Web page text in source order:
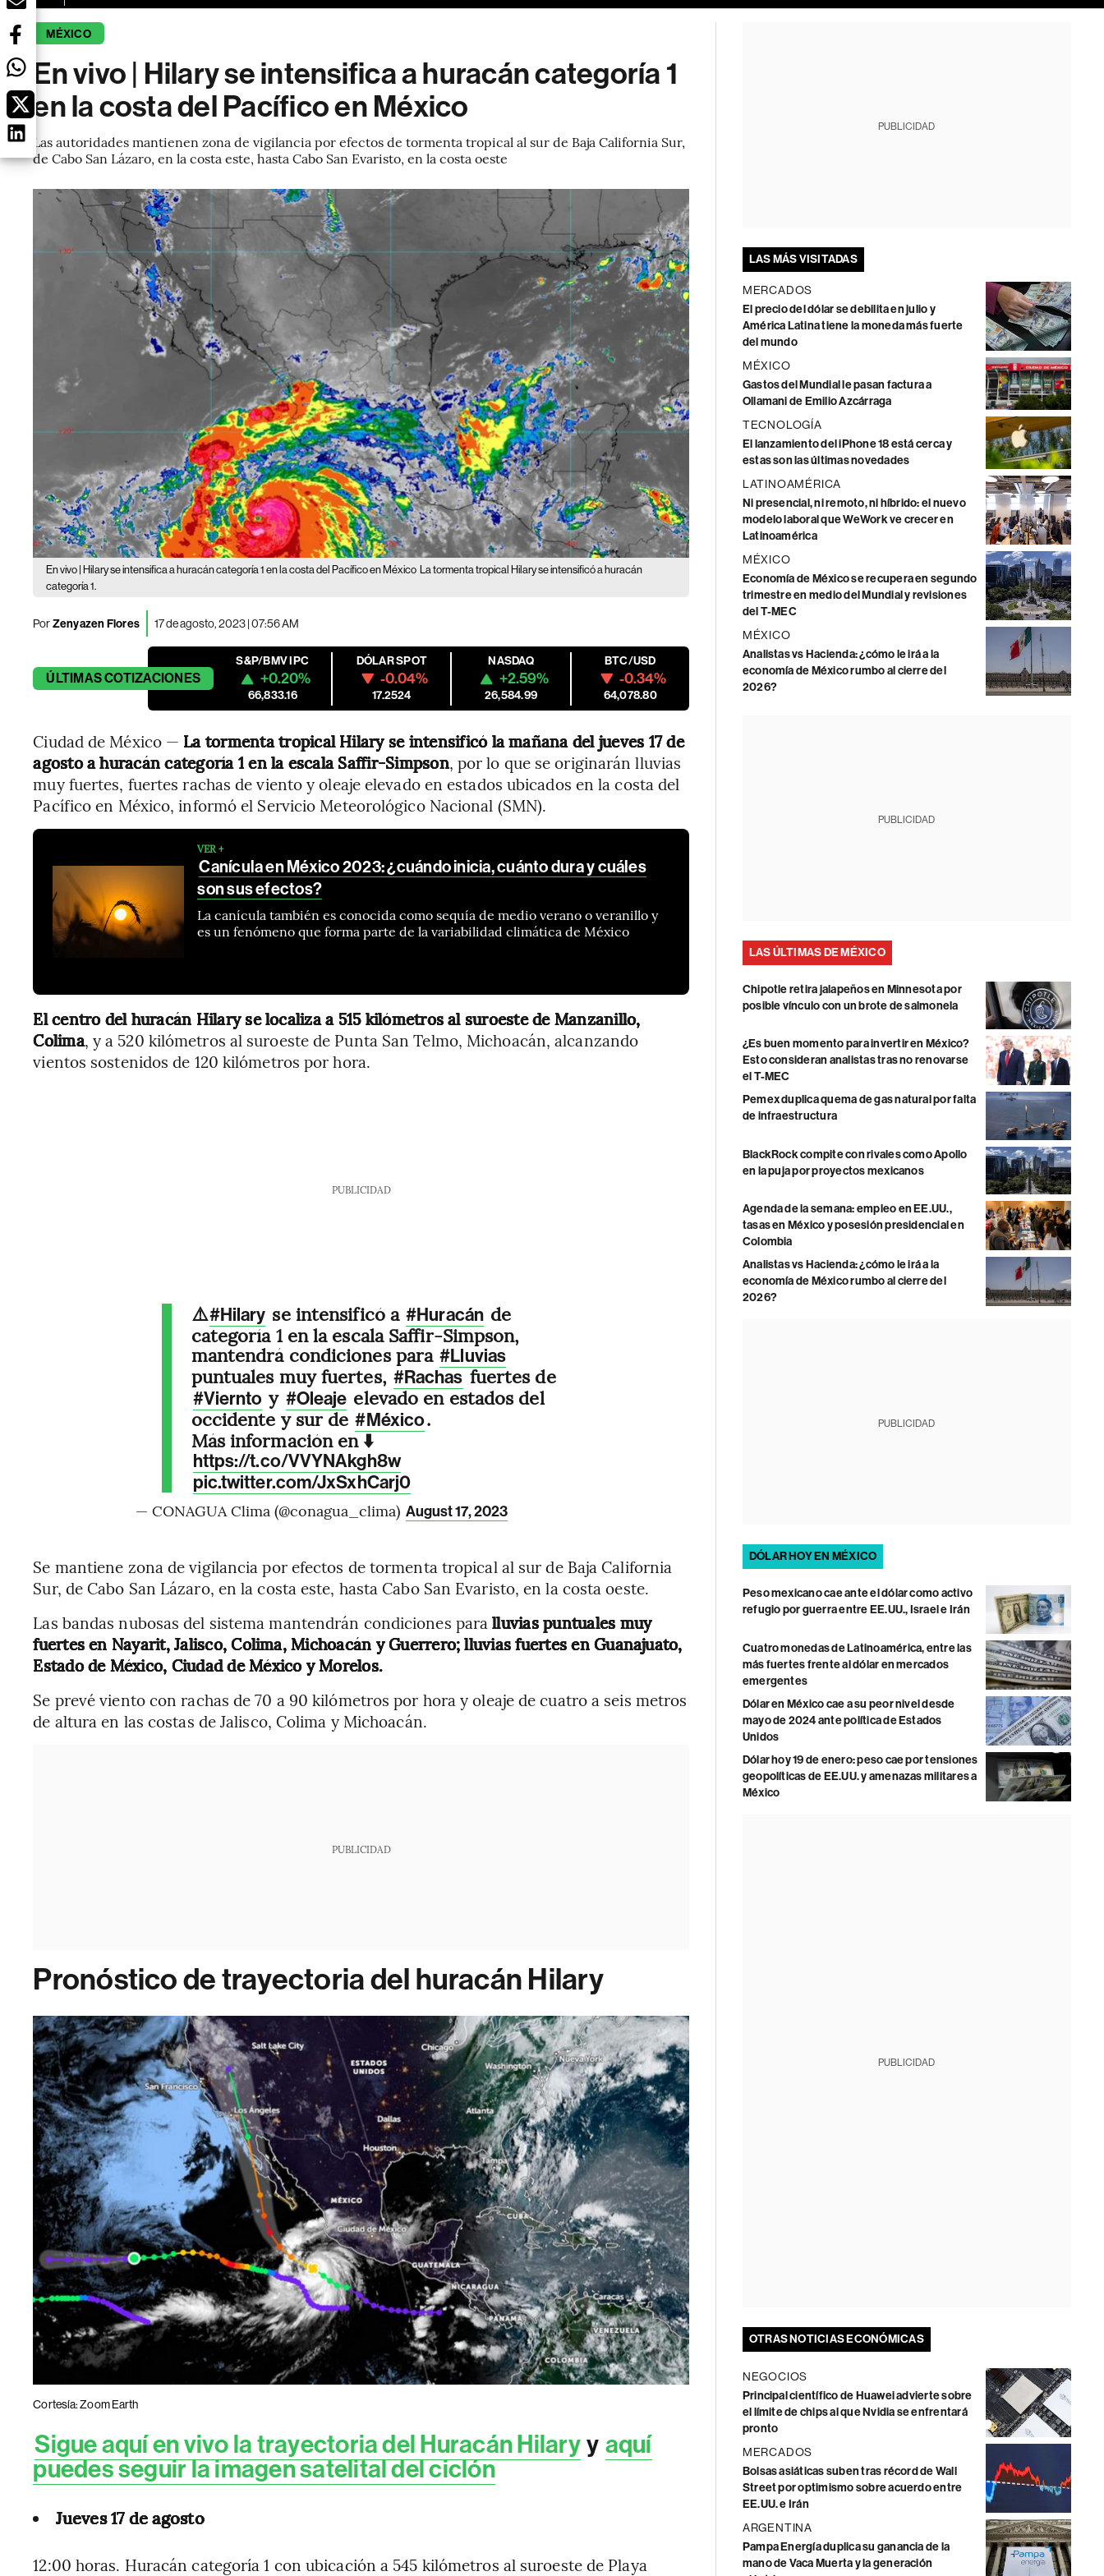
MÉXICO
En vivo | Hilary se intensifica a huracán categoría 1
en la costa del Pacífico en México
Las autoridades mantienen zona de vigilancia por efectos de tormenta tropical al sur de Baja California Sur,
de Cabo San Lázaro, en la costa este, hasta Cabo San Evaristo, en la costa oeste
En vivo | Hilary se intensifica a huracán categoría 1 en la costa del Pacífico en México La tormenta tropical Hilary se intensificó a huracán
categoría 1.
PorZenyazen Flores 17 de agosto, 2023 | 07:56 AM
ÚLTIMASCOTIZACIONES
S&P/BMV IPC
+0.20%
66,833.16
DÓLAR SPOT
-0.04%
17.2524
NASDAQ
+2.59%
26,584.99
BTC/USD
-0.34%
64,078.80
Ciudad de México — La tormenta tropical Hilary se intensificó la mañana del jueves 17 de
agosto a huracán categoría 1 en la escala Saffir-Simpson, por lo que se originarán lluvias
muy fuertes, fuertes rachas de viento y oleaje elevado en estados ubicados en la costa del
Pacífico en México, informó el Servicio Meteorológico Nacional (SMN).
VER +
Canícula en México 2023: ¿cuándo inicia, cuánto dura y cuáles
son sus efectos?
La canícula también es conocida como sequía de medio verano o veranillo y
es un fenómeno que forma parte de la variabilidad climática de México
El centro del huracán Hilary se localiza a 515 kilómetros al suroeste de Manzanillo,
Colima, y a 520 kilómetros al suroeste de Punta San Telmo, Michoacán, alcanzando
vientos sostenidos de 120 kilómetros por hora.
PUBLICIDAD
⚠️#Hilary se intensificó a #Huracán de
categoría 1 en la escala Saffir-Simpson,
mantendrá condiciones para #Lluvias
puntuales muy fuertes, #Rachasfuertes de
#Viernto y #Oleaje elevado en estados del
occidente y sur de #México.
Más información en ⬇️
https://t.co/VVYNAkgh8w
pic.twitter.com/JxSxhCarj0
— CONAGUA Clima (@conagua_clima) August 17, 2023
Se mantiene zona de vigilancia por efectos de tormenta tropical al sur de Baja California
Sur, de Cabo San Lázaro, en la costa este, hasta Cabo San Evaristo, en la costa oeste.
Las bandas nubosas del sistema mantendrán condiciones paralluvias puntuales muy
fuertes en Nayarit, Jalisco, Colima, Michoacán y Guerrero; lluvias fuertes en Guanajuato,
Estado de México, Ciudad de México y Morelos.
Se prevé viento con rachas de 70 a 90 kilómetros por hora y oleaje de cuatro a seis metros
de altura en las costas de Jalisco, Colima y Michoacán.
PUBLICIDAD
Pronóstico de trayectoria del huracán Hilary
Cortesía: Zoom Earth
Sigue aquí en vivo la trayectoria del Huracán Hilary y aquí
puedes seguir la imagen satelital del ciclón
Jueves 17 de agosto
12:00 horas. Huracán categoría 1 con ubicación a 545 kilómetros al suroeste de Playa
PUBLICIDAD
LAS MÁS VISITADAS
MERCADOS
El precio del dólar se debilita en julio y
América Latina tiene la moneda más fuerte
del mundo
MÉXICO
Gastos del Mundial le pasan factura a
Ollamani de Emilio Azcárraga
TECNOLOGÍA
El lanzamiento del iPhone 18 está cerca y
estas son las últimas novedades
LATINOAMÉRICA
Ni presencial, ni remoto, ni híbrido: el nuevo
modelo laboral que WeWork ve crecer en
Latinoamérica
MÉXICO
Economía de México se recupera en segundo
trimestre en medio del Mundial y revisiones
del T-MEC
MÉXICO
Analistas vs Hacienda: ¿cómo le irá a la
economía de México rumbo al cierre del
2026?
PUBLICIDAD
LAS ÚLTIMAS DE MÉXICO
Chipotle retira jalapeños en Minnesota por
posible vínculo con un brote de salmonela
¿Es buen momento para invertir en México?
Esto consideran analistas tras no renovarse
el T-MEC
Pemex duplica quema de gas natural por falta
de infraestructura
BlackRock compite con rivales como Apollo
en la puja por proyectos mexicanos
Agenda de la semana: empleo en EE.UU.,
tasas en México y posesión presidencial en
Colombia
Analistas vs Hacienda: ¿cómo le irá a la
economía de México rumbo al cierre del
2026?
PUBLICIDAD
DÓLAR HOY EN MÉXICO
Peso mexicano cae ante el dólar como activo
refugio por guerra entre EE.UU., Israel e Irán
Cuatro monedas de Latinoamérica, entre las
más fuertes frente al dólar en mercados
emergentes
Dólar en México cae a su peor nivel desde
mayo de 2024 ante política de Estados
Unidos
Dólar hoy 19 de enero: peso cae por tensiones
geopolíticas de EE.UU. y amenazas militares a
México
PUBLICIDAD
OTRAS NOTICIAS ECONÓMICAS
NEGOCIOS
Principal científico de Huawei advierte sobre
el límite de chips al que Nvidia se enfrentará
pronto
MERCADOS
Bolsas asiáticas suben tras récord de Wall
Street por optimismo sobre acuerdo entre
EE.UU. e Irán
ARGENTINA
Pampa Energía duplica su ganancia de la
mano de Vaca Muerta y la generación